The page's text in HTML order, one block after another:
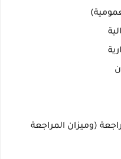
(وميزان المراجعة